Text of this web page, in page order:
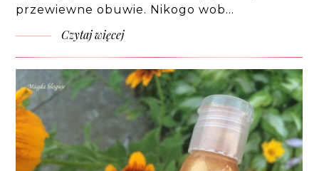
przewiewne obuwie. Nikogo wob…
Czytaj więcej